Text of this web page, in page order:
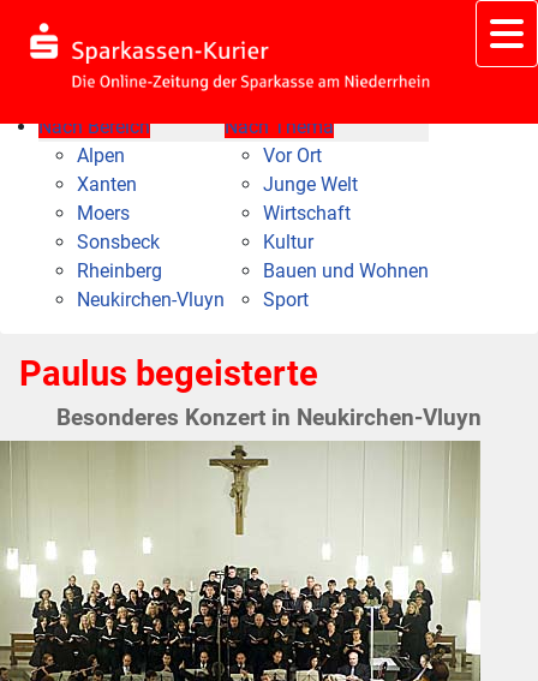
Nach Bereich
Alpen
Xanten
Moers
Sonsbeck
Rheinberg
Neukirchen-Vluyn
Nach Thema
Vor Ort
Junge Welt
Wirtschaft
Kultur
Bauen und Wohnen
Sport
Paulus begeisterte
Besonderes Konzert in Neukirchen-Vluyn